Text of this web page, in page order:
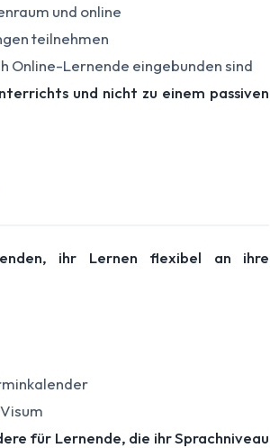
und online
teilnehmen
Online-Lernende eingebunden sind
und nicht zu einem passiven
ihr Lernen flexibel an ihre
für Lernende, die ihr Sprachniveau